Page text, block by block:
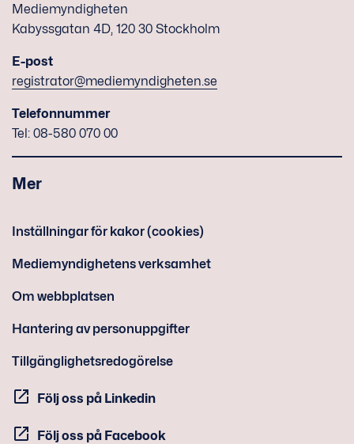
Mediemyndigheten
Kabyssgatan 4D, 120 30 Stockholm
E-post
registrator@mediemyndigheten.se
Telefonnummer
Tel: 08-580 070 00
Mer
Inställningar för kakor (cookies)
Mediemyndighetens verksamhet
Om webbplatsen
Hantering av personuppgifter
Tillgänglighetsredogörelse
Följ oss på Linkedin
Följ oss på Facebook